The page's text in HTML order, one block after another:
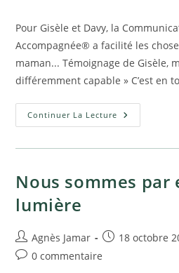
Pour Gisèle et Davy, la
Accompagnée® a facilité les
maman... Témoignage de Gisèle,
différemment capable » C’est en
Continuer La Lecture Un
Enfant
Nous sommes par
lumière
Auteur/autrice
de
Agnès Jamar
Publication
18 octobre
Commentaires
0 commentaire